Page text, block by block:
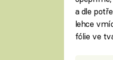
a dle
lehce
fólie ve